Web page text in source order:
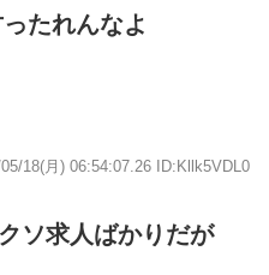
たれんなよ
18(月) 06:54:07.26 ID:Kllk5VDL0
ソ求人ばかりだが